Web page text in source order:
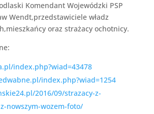
Komendant Wojewódzki PSP
Wendt,przedstawiciele władz
oraz strażacy ochotnicy.
index.php?wiad=43478
index.php?wiad=1254
2016/09/strazacy-z-
nowszym-wozem-foto/